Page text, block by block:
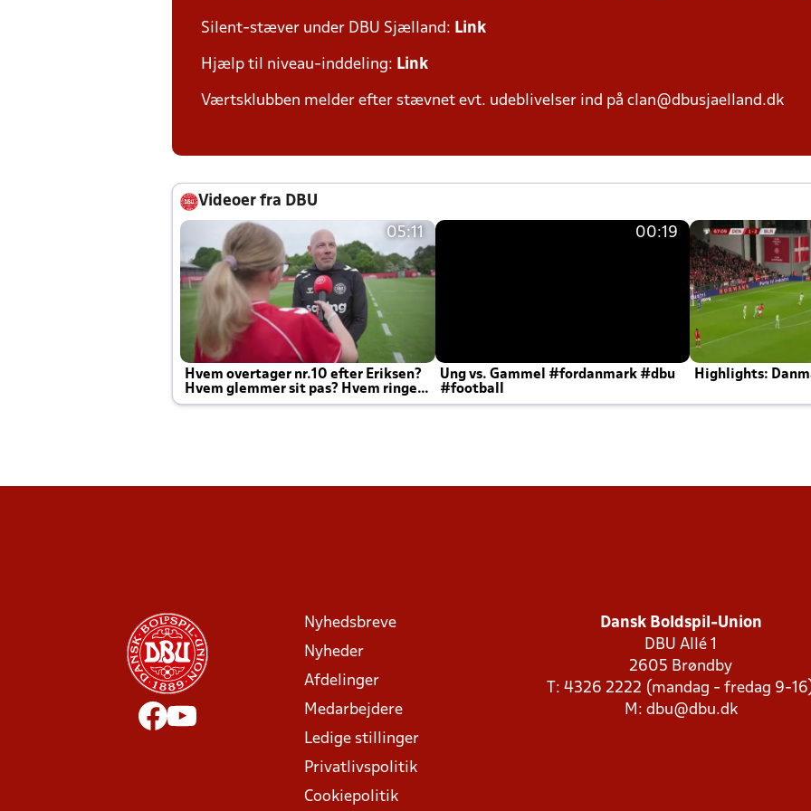
Silent-stæver under DBU Sjælland: Link
Hjælp til niveau-inddeling: Link
Værtsklubben melder efter stævnet evt. udeblivelser ind på clan@dbusjaelland.dk
Videoer fra DBU
05:11
Hvem overtager nr.10 efter Eriksen?
Hvem glemmer sit pas? Hvem ringer
Joachim altid til efter kampe?
00:19
Ung vs. Gammel #fordanmark #dbu
#football
Highlights:
Nyhedsbreve
Nyheder
Afdelinger
Medarbejdere
Ledige stillinger
Privatlivspolitik
Cookiepolitik
Dansk Boldspil-Union
DBU Allé 1
2605 Brøndby
T: 4326 2222 (mandag - fredag 9-
M: dbu@dbu.dk